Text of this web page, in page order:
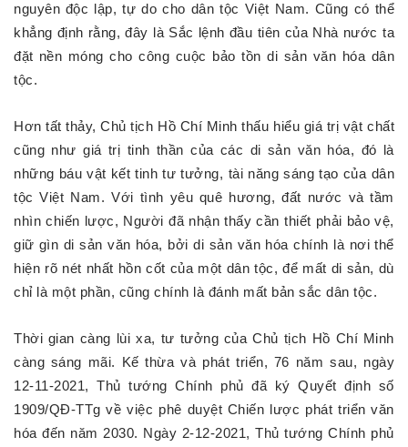
nguyên độc lập, tự do cho dân tộc Việt Nam. Cũng có thể
khẳng định rằng, đây là Sắc lệnh đầu tiên của Nhà nước ta
đặt nền móng cho công cuộc bảo tồn di sản văn hóa dân
tộc.
Hơn tất thảy, Chủ tịch Hồ Chí Minh thấu hiểu giá trị vật chất
cũng như giá trị tinh thần của các di sản văn hóa, đó là
những báu vật kết tinh tư tưởng, tài năng sáng tạo của dân
tộc Việt Nam. Với tình yêu quê hương, đất nước và tầm
nhìn chiến lược, Người đã nhận thấy cần thiết phải bảo vệ,
giữ gìn di sản văn hóa, bởi di sản văn hóa chính là nơi thể
hiện rõ nét nhất hồn cốt của một dân tộc, để mất di sản, dù
chỉ là một phần, cũng chính là đánh mất bản sắc dân tộc.
Thời gian càng lùi xa, tư tưởng của Chủ tịch Hồ Chí Minh
càng sáng mãi. Kế thừa và phát triển, 76 năm sau, ngày
12-11-2021, Thủ tướng Chính phủ đã ký Quyết định số
1909/QĐ-TTg về việc phê duyệt Chiến lược phát triển văn
hóa đến năm 2030. Ngày 2-12-2021, Thủ tướng Chính phủ